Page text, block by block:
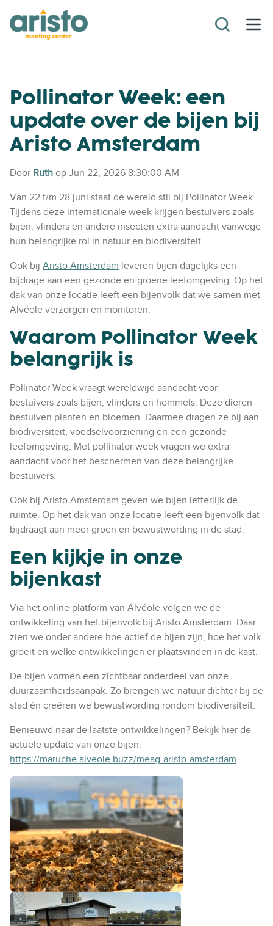
Pollinator Week: een
update over de bijen bij
Aristo Amsterdam
Door Ruth op Jun 22, 2026 8:30:00 AM
Van 22 t/m 28 juni staat de wereld stil bij Pollinator Week.
Tijdens deze internationale week krijgen bestuivers zoals
bijen, vlinders en andere insecten extra aandacht vanwege
hun belangrijke rol in natuur en biodiversiteit.
Ook bij Aristo Amsterdam leveren bijen dagelijks een
bijdrage aan een gezonde en groene leefomgeving. Op het
dak van onze locatie leeft een bijenvolk dat we samen met
Alvéole verzorgen en monitoren.
Waarom Pollinator Week
belangrijk is
Pollinator Week vraagt wereldwijd aandacht voor
bestuivers zoals bijen, vlinders en hommels. Deze dieren
bestuiven planten en bloemen. Daarmee dragen ze bij aan
biodiversiteit, voedselvoorziening en een gezonde
leefomgeving. Met pollinator week vragen we extra
aandacht voor het beschermen van deze belangrijke
bestuivers.
Ook bij Aristo Amsterdam geven we bijen letterlijk de
ruimte. Op het dak van onze locatie leeft een bijenvolk dat
bijdraagt aan meer groen en bewustwording in de stad.
Een kijkje in onze
bijenkast
Via het online platform van Alvéole volgen we de
ontwikkeling van het bijenvolk bij Aristo Amsterdam. Daar
zien we onder andere hoe actief de bijen zijn, hoe het volk
groeit en welke ontwikkelingen er plaatsvinden in de kast.
De bijen vormen een zichtbaar onderdeel van onze
duurzaamheidsaanpak. Zo brengen we natuur dichter bij de
stad én creëren we bewustwording rondom biodiversiteit.
Benieuwd naar de laatste ontwikkelingen? Bekijk hier de
actuele update van onze bijen:
https://maruche.alveole.buzz/meag-aristo-amsterdam